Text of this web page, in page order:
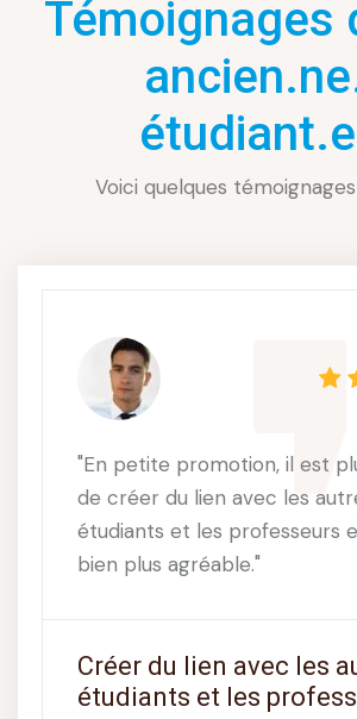
Témoignages
Voici quelques
"A TC Périgueux, il y a un
enseignant-tuteur très
des professeurs qui
au niveau des étudiants et qui…
Un suivi très
Assitante chef de projet ,